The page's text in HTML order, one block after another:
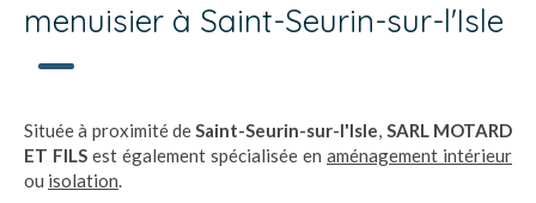
menuisier à Saint-Seurin-sur-l'Isle
Située à proximité deSaint-Seurin-sur-l'Isle, SARL MOTARD
ET FILS est également spécialisée en aménagement intérieur
ou isolation.